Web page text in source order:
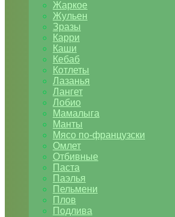
Жаркое
Жульен
Зразы
Карри
Каши
Кебаб
Котлеты
Лазанья
Лангет
Лобио
Мамалыга
Манты
Мясо по-французски
Омлет
Отбивные
Паста
Паэлья
Пельмени
Плов
Подлива